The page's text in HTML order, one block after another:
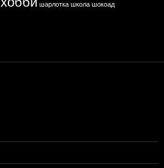
шарлотка школа шокоад